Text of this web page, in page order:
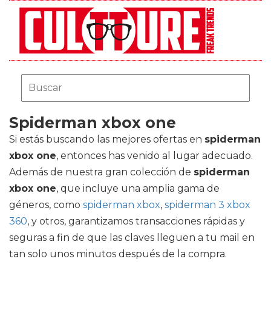
Spiderman xbox one
Si estás buscando las mejores ofertas en spiderman
xbox one, entonces has venido al lugar adecuado.
Además de nuestra gran colección de spiderman
xbox one, que incluye una amplia gama de
géneros, como spiderman xbox, spiderman 3 xbox
360, y otros, garantizamos transacciones rápidas y
seguras a fin de que las claves lleguen a tu mail en
tan solo unos minutos después de la compra.